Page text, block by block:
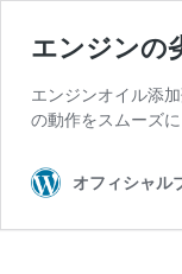
エンジンの
エンジンオイル添
の動作をスムーズ
オフィシャル